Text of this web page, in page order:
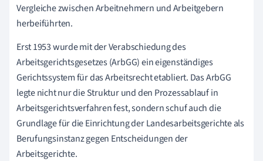
Vergleiche zwischen Arbeitnehmern und Arbeitgebern
herbeiführten.
Erst 1953 wurde mit der Verabschiedung des
Arbeitsgerichtsgesetzes (ArbGG) ein eigenständiges
Gerichtssystem für das Arbeitsrecht etabliert. Das ArbGG
legte nicht nur die Struktur und den Prozessablauf in
Arbeitsgerichtsverfahren fest, sondern schuf auch die
Grundlage für die Einrichtung der Landesarbeitsgerichte als
Berufungsinstanz gegen Entscheidungen der
Arbeitsgerichte.